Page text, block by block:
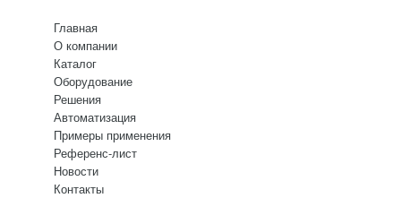
Главная
О компании
Каталог
Оборудование
Решения
Автоматизация
Примеры применения
Референс-лист
Новости
Контакты